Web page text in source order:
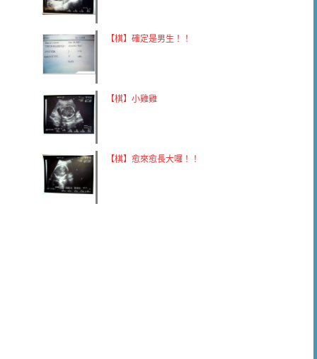
【棋】確定是男生！！
【棋】小雞雞
【棋】愈來愈長大囉！！